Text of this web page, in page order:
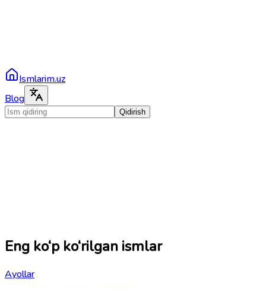
Ismlarim.uz
Blog
Qidirish
Eng ko‘p ko‘rilgan ismlar
Ayollar